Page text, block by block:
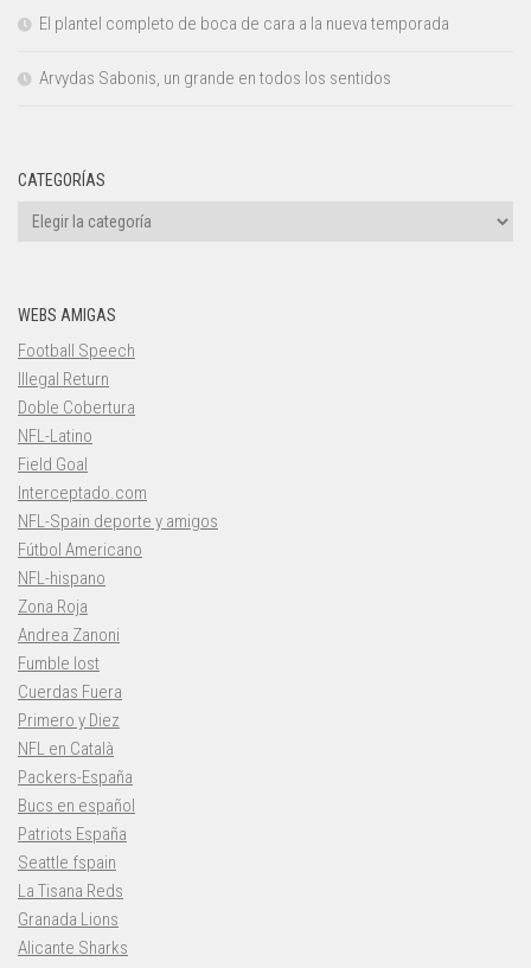
El plantel completo de boca de cara a la nueva temporada
Arvydas Sabonis, un grande en todos los sentidos
CATEGORÍAS
Categorías
WEBS AMIGAS
Football Speech
Illegal Return
Doble Cobertura
NFL-Latino
Field Goal
Interceptado.com
NFL-Spain deporte y amigos
Fútbol Americano
NFL-hispano
Zona Roja
Andrea Zanoni
Fumble lost
Cuerdas Fuera
Primero y Diez
NFL en Català
Packers-España
Bucs en español
Patriots España
Seattle fspain
La Tisana Reds
Granada Lions
Alicante Sharks